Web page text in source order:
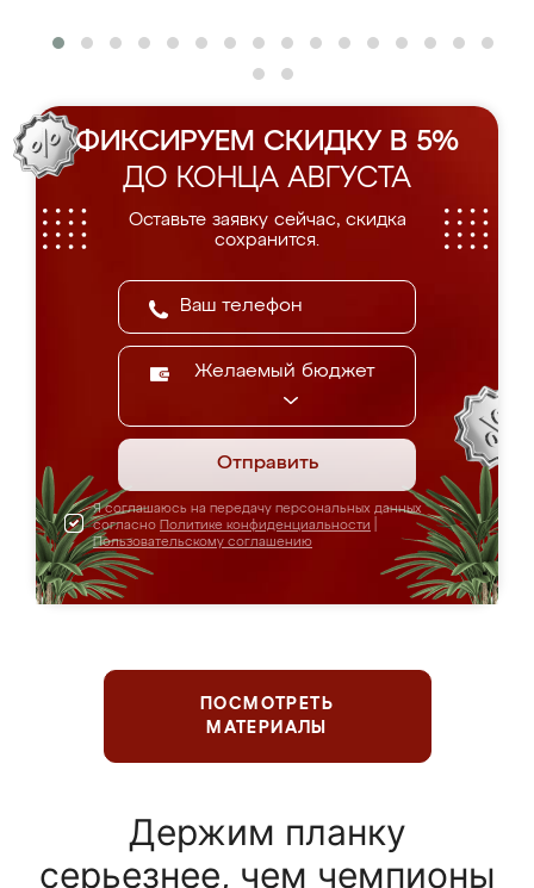
ФИКСИРУЕМ СКИДКУ В 5%
ДО КОНЦА АВГУСТА
Оставьте заявку сейчас, скидка
сохранится.
Желаемый бюджет
Отправить
Я соглашаюсь на передачу персональных данных
согласно Политике конфиденциальности
Пользовательскому соглашению
ПОСМОТРЕТЬ
МАТЕРИАЛЫ
Держим планку
серьезнее, чем чемпионы